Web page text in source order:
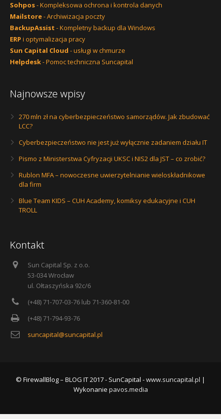
Sohpos- Kompleksowa ochrona i kontrola danych
Mailstore- Archiwizacja poczty
BackupAssist - Kompletny backup dla Windows
ERP i optymalizacja pracy
Sun Capital Cloud - usługi w chmurze
Helpdesk- Pomoc techniczna Suncapital
Najnowsze wpisy
270 mln zł na cyberbezpieczeństwo samorządów. Jak zbudować
LCC?
Cyberbezpieczeństwo nie jest już wyłącznie zadaniem działu IT
Pismo z Ministerstwa Cyfryzacji UKSC i NIS2 dla JST – co zrobić?
Rublon MFA – nowoczesne uwierzytelnianie wieloskładnikowe
dla firm
Blue Team KIDS – CUH Academy, komiksy edukacyjne i CUH
TROLL
Kontakt
Sun Capital Sp. z o.o.
53-034 Wrocław
ul. Ołtaszyńska 92c/6
(+48) 71-707-03-76 lub 71-360-81-00
(+48) 71-794-93-76
suncapital@suncapital.pl
© FirewallBlog – BLOG IT 2017 - SunCapital -www.suncapital.pl |
Wykonanie pavos.media